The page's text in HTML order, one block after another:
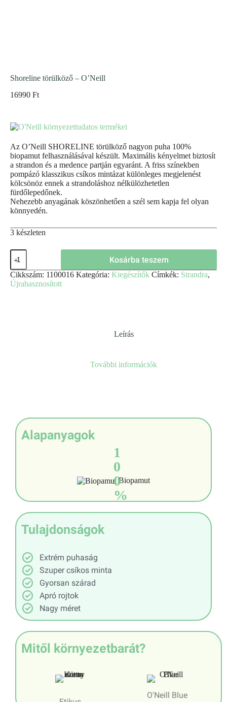
Shoreline törülköző – O’Neill
16990 Ft
Az O’Neill SHORELINE törülköző nagyon puha 100%
biopamut felhasználásával készült. Maximális kényelmet biztosít
a strandon és a medence partján egyaránt. A friss színekben
pompázó klasszikus csíkos mintázat különleges megjelenést
kölcsönöz ennek a strandoláshoz nélkülözhetetlen
fürdőlepedőnek.
Nehezebb anyagának köszönhetően a szél sem kapja fel olyan
könnyedén.
3 készleten
Kosárba teszem
Cikkszám: 1100016 Kategória: Kiegészítők Címkék: Strandra,
Újrahasznosított
Leírás
További információk
Alapanyagok
1
0
0
%
Biopamut
Tulajdonságok
Extrém puhaság
Szuper csíkos minta
Gyorsan szárad
Apró rojtok
Nagy méret
Mitől környezetbarát?
O'Neill Blue